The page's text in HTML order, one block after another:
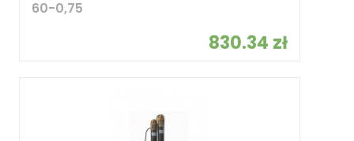
60-0,75
830.34 zł